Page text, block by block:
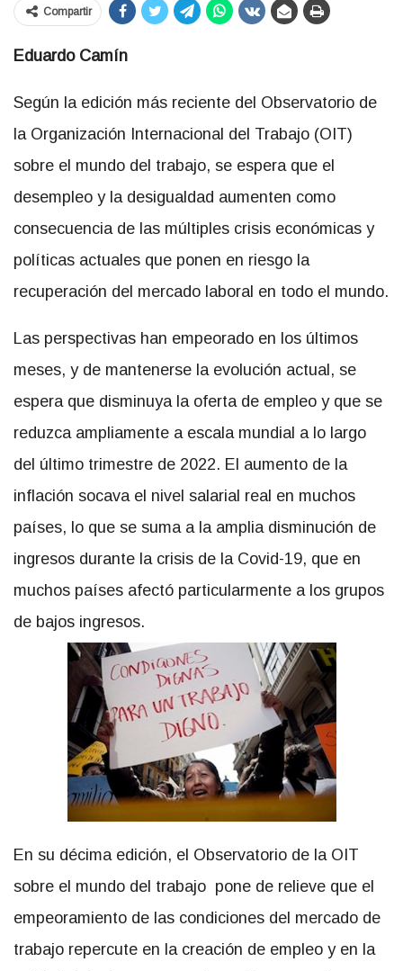
Compartir
Eduardo Camín
Según la edición más reciente del Observatorio de
la Organización Internacional del Trabajo (OIT)
sobre el mundo del trabajo, se espera que el
desempleo y la desigualdad aumenten como
consecuencia de las múltiples crisis económicas y
políticas actuales que ponen en riesgo la
recuperación del mercado laboral en todo el mundo.
Las perspectivas han empeorado en los últimos
meses, y de mantenerse la evolución actual, se
espera que disminuya la oferta de empleo y que se
reduzca ampliamente a escala mundial a lo largo
del último trimestre de 2022. El aumento de la
inflación socava el nivel salarial real en muchos
países, lo que se suma a la amplia disminución de
ingresos durante la crisis de la Covid-19, que en
muchos países afectó particularmente a los grupos
de bajos ingresos.
En su décima edición, el Observatorio de la OIT
sobre el mundo del trabajo pone de relieve que el
empeoramiento de las condiciones del mercado de
trabajo repercute en la creación de empleo y en la